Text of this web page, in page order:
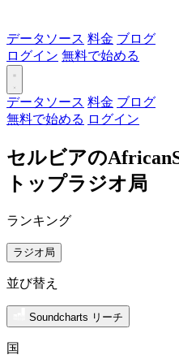
データソース 料金 ブログ
ログイン 無料で始める
データソース 料金 ブログ
無料で始める ログイン
セルビアの
トップラジオ局
ランキング
ラジオ局
並び替え
Soundcharts リーチ
国